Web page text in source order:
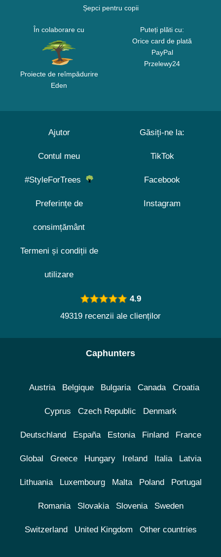
Șepci pentru copii
În colaborare cu
Proiecte de reîmpădurire
Eden
Puteți plăti cu:
Orice card de plată
PayPal
Przelewy24
Ajutor
Contul meu
#StyleForTrees
Preferințe de
consimțământ
Termeni și condiții de
utilizare
Găsiți-ne la:
TikTok
Facebook
Instagram
4.9
49319 recenzii ale clienților
Caphunters
Austria Belgique Bulgaria Canada Croatia
Cyprus Czech Republic Denmark
Deutschland España Estonia Finland France
Global Greece Hungary Ireland Italia Latvia
Lithuania Luxembourg Malta Poland Portugal
Romania Slovakia Slovenia Sweden
Switzerland United Kingdom Other countries